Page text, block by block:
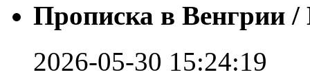
Прописка в Венгрии /
2026-05-30 15:24:19